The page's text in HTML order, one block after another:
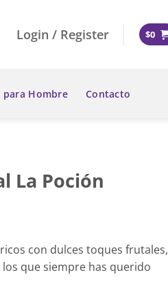
Login / Register $0
para Hombre Contacto
La Poción
con dulces toques frutales,
que siempre has querido